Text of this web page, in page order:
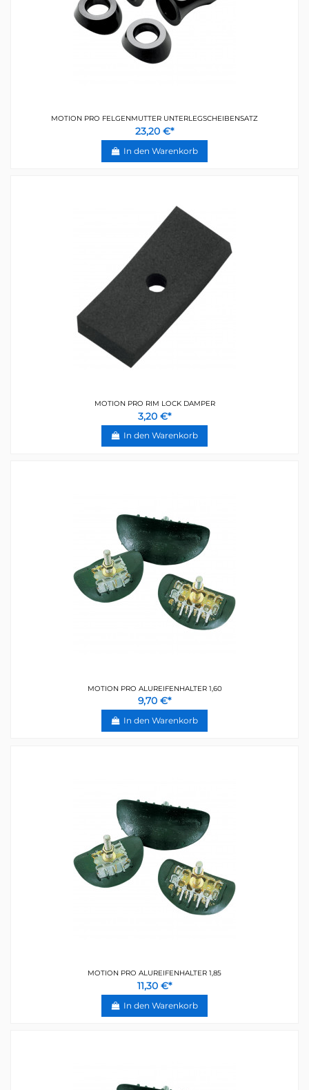
MOTION PRO FELGENMUTTER UNTERLEGSCHEIBENSATZ
23,20 €*
In den Warenkorb
MOTION PRO RIM LOCK DAMPER
3,20 €*
In den Warenkorb
MOTION PRO ALUREIFENHALTER 1,60
9,70 €*
In den Warenkorb
MOTION PRO ALUREIFENHALTER 1,85
11,30 €*
In den Warenkorb